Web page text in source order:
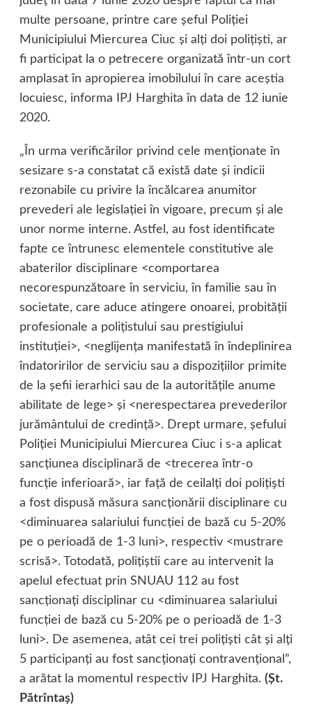
multe persoane, printre care şeful Poliţiei
Municipiului Miercurea Ciuc şi alţi doi poliţişti, ar
fi participat la o petrecere organizată într-un cort
amplasat în apropierea imobilului în care aceştia
locuiesc, informa IPJ Harghita în data de 12 iunie
2020.
„În urma verificărilor privind cele menţionate în
sesizare s-a constatat că există date şi indicii
rezonabile cu privire la încălcarea anumitor
prevederi ale legislaţiei în vigoare, precum şi ale
unor norme interne. Astfel, au fost identificate
fapte ce întrunesc elementele constitutive ale
abaterilor disciplinare <comportarea
necorespunzătoare în serviciu, în familie sau în
societate, care aduce atingere onoarei, probităţii
profesionale a poliţistului sau prestigiului
instituţiei>, <neglijenţa manifestată în îndeplinirea
îndatoririlor de serviciu sau a dispoziţiilor primite
de la şefii ierarhici sau de la autorităţile anume
abilitate de lege> şi <nerespectarea prevederilor
jurământului de credinţă>. Drept urmare, şefului
Poliţiei Municipiului Miercurea Ciuc i s-a aplicat
sancţiunea disciplinară de <trecerea într-o
funcţie inferioară>, iar faţă de ceilalţi doi poliţişti
a fost dispusă măsura sancţionării disciplinare cu
<diminuarea salariului funcţiei de bază cu 5-20%
pe o perioadă de 1-3 luni>, respectiv <mustrare
scrisă>. Totodată, poliţiştii care au intervenit la
apelul efectuat prin SNUAU 112 au fost
sancţionaţi disciplinar cu <diminuarea salariului
funcţiei de bază cu 5-20% pe o perioadă de 1-3
luni>. De asemenea, atât cei trei poliţişti cât şi alţi
5 participanţi au fost sancţionaţi contravenţional”,
a arătat la momentul respectiv IPJ Harghita. (Şt.
Pătrîntaş)